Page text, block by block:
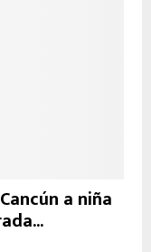
a niña